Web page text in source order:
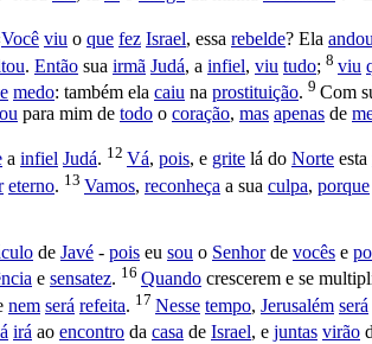
Você viu o que fez Israel, essa rebelde? Ela
. Então sua irmã Judá, a infiel, viu tudo; 8 viu
medo: também ela caiu na prostituição. 9 Com
para mim de todo o coração, mas apenas de
a infiel Judá. 12 Vá, pois, e grite lá do Norte esta
eterno. 13 Vamos, reconheça a sua culpa, porque
de Javé - pois eu sou o Senhorde vocês e
e sensatez. 16 Quando crescerem e se
nem será refeita. 17 Nesse tempo, Jerusalém será
irá ao encontro da casa de Israel, e juntas virão